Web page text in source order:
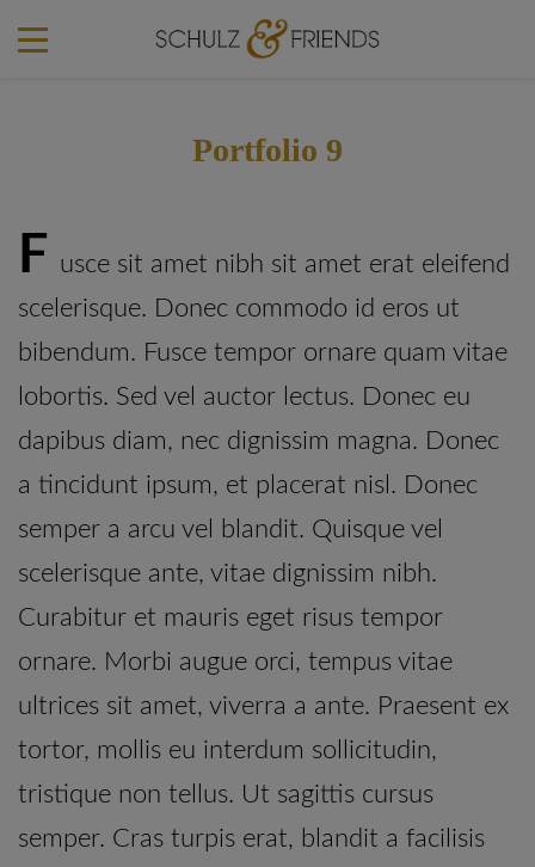
Portfolio 9
F usce sit amet nibh sit amet erat eleifend
scelerisque. Donec commodo id eros ut
bibendum. Fusce tempor ornare quam vitae
lobortis. Sed vel auctor lectus. Donec eu
dapibus diam, nec dignissim magna. Donec
a tincidunt ipsum, et placerat nisl. Donec
semper a arcu vel blandit. Quisque vel
scelerisque ante, vitae dignissim nibh.
Curabitur et mauris eget risus tempor
ornare. Morbi augue orci, tempus vitae
ultrices sit amet, viverra a ante. Praesent ex
tortor, mollis eu interdum sollicitudin,
tristique non tellus. Ut sagittis cursus
semper. Cras turpis erat, blandit a facilisis